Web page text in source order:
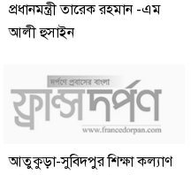
প্রধানমন্ত্রী তারেক রহমান -এম
আলী হুসাইন
আতুকুড়া-সুবিদপুর শিক্ষা কল্যাণ